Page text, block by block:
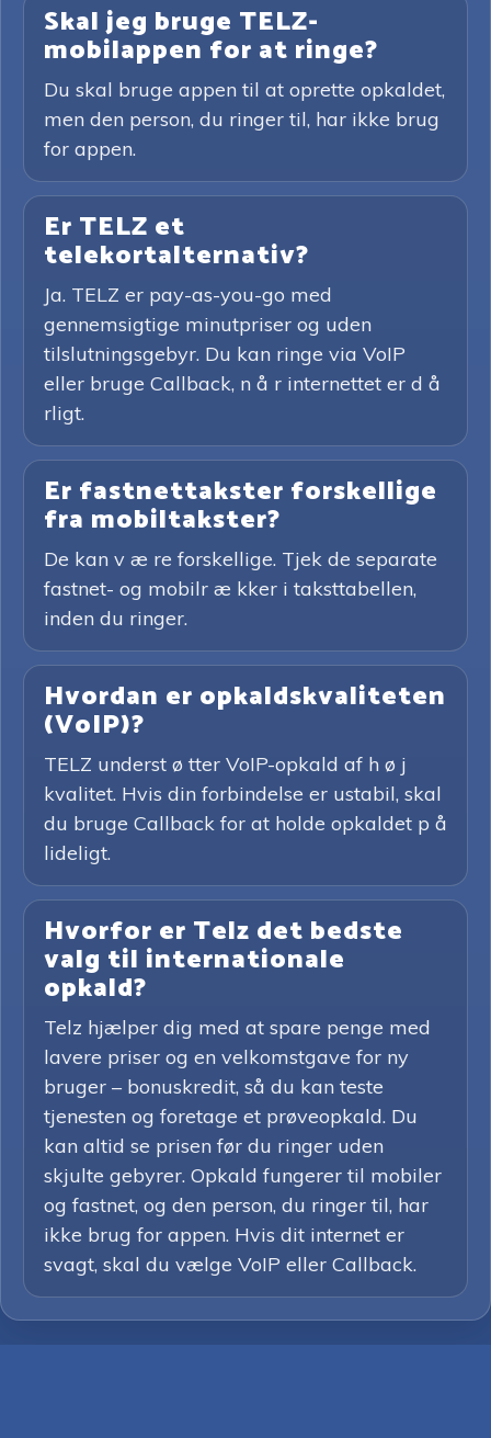
Skal jeg bruge TELZ-
mobilappen for at ringe?
Du skal bruge appen til at oprette opkaldet,
men den person, du ringer til, har ikke brug
for appen.
Er TELZ et
telekortalternativ?
Ja. TELZ er pay-as-you-go med
gennemsigtige minutpriser og uden
tilslutningsgebyr. Du kan ringe via VoIP
eller bruge Callback, n å r internettet er d å
rligt.
Er fastnettakster forskellige
fra mobiltakster?
De kan v æ re forskellige. Tjek de separate
fastnet- og mobilr æ kker i taksttabellen,
inden du ringer.
Hvordan er opkaldskvaliteten
(VoIP)?
TELZ underst ø tter VoIP-opkald af h ø j
kvalitet. Hvis din forbindelse er ustabil, skal
du bruge Callback for at holde opkaldet p å
lideligt.
Hvorfor er Telz det bedste
valg til internationale
opkald?
Telz hjælper dig med at spare penge med
lavere priser og en velkomstgave for ny
bruger – bonuskredit, så du kan teste
tjenesten og foretage et prøveopkald. Du
kan altid se prisen før du ringer uden
skjulte gebyrer. Opkald fungerer til mobiler
og fastnet, og den person, du ringer til, har
ikke brug for appen. Hvis dit internet er
svagt, skal du vælge VoIP eller Callback.